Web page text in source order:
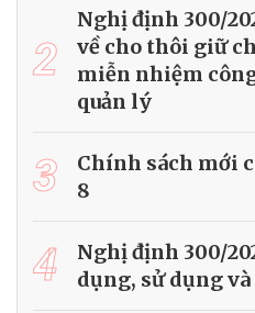
2
Nghị định 300/
về cho thôi giữ
miễn nhiệm
quản lý
3
Chính sách mới
8
4
Nghị định 300/
dụng, sử dụng